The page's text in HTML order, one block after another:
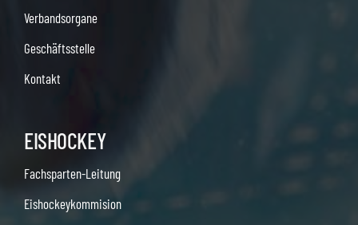
Verbandsorgane
Geschäftsstelle
Kontakt
EISHOCKEY
Fachsparten-Leitung
Eishockeykommision